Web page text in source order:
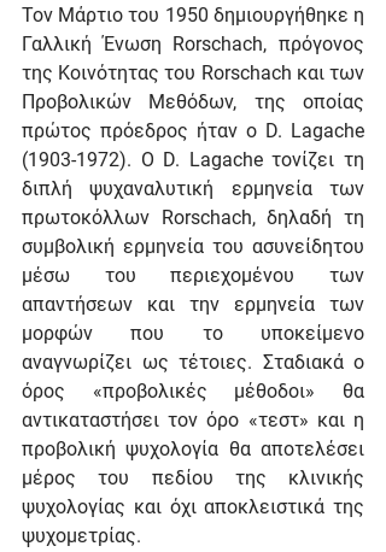
Τον Μάρτιο του 1950 δημιουργήθηκε η
Γαλλική Ένωση Rorschach, πρόγονος
της Κοινότητας του Rorschach και των
Προβολικών Μεθόδων, της οποίας
πρώτος πρόεδρος ήταν ο D. Lagache
(1903-1972). Ο D. Lagache τονίζει τη
διπλή ψυχαναλυτική ερμηνεία των
πρωτοκόλλων Rorschach, δηλαδή τη
συμβολική ερμηνεία του ασυνείδητου
μέσω του περιεχομένου των
απαντήσεων και την ερμηνεία των
μορφών που το υποκείμενο
αναγνωρίζει ως τέτοιες. Σταδιακά ο
όρος «προβολικές μέθοδοι» θα
αντικαταστήσει τον όρο «τεστ» και η
προβολική ψυχολογία θα αποτελέσει
μέρος του πεδίου της κλινικής
ψυχολογίας και όχι αποκλειστικά της
ψυχομετρίας.